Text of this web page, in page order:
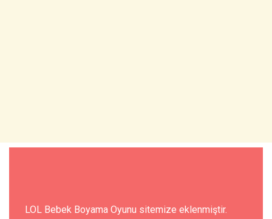
LOL Bebek Boyama Oyunu sitemize eklenmiştir.